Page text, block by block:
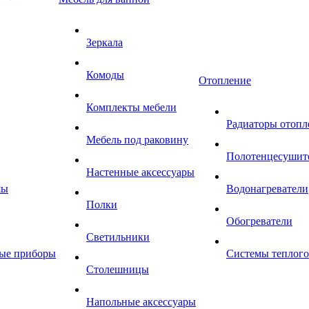
приборы
Зеркала
Комоды
Комплекты мебели
Мебель под раковину
Настенные аксессуары
Полки
Светильники
Столешницы
Напольные аксессуары
Отопление
Радиаторы
Водонагреватели
Обогреватели
Системы